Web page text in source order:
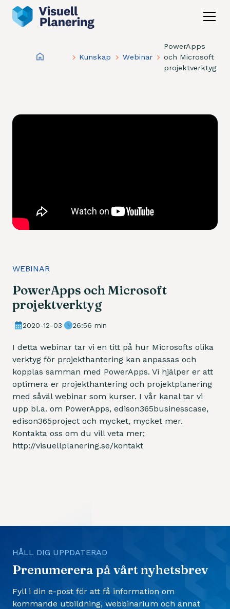
Kunskap Webinar
PowerApps
och Microsoft
projektverktyg
WEBINAR
PowerApps och Microsoft
projektverktyg
2020-12-03 26:56 min
I detta webinar tar vi en titt på hur Microsofts olika
verktyg för projekthantering kan anpassas och
kopplas samman med PowerApps. Vi hjälper er att
optimera er projekthantering och projektplanering
med såväl webinar som kurser. I vår kanal tar vi
upp bl.a. om PowerApps, edison365businesscase,
edison365project och mycket, mycket mer.
Kontakta oss om du vill veta mer;
http://visuellplanering.se/kontakt
HÅLL DIG UPPDATERAD
Prenumerera på vårt nyhetsbrev
Fyll i din e-post för att få information om
kommande utbildning, webbinarium och annat